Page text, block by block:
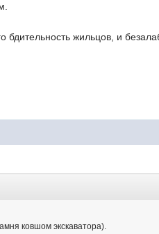
бдительность жильцов, и
ковшом экскаватора).